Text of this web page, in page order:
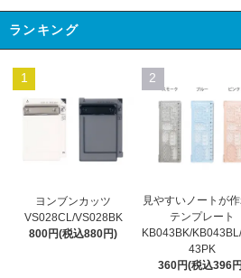
ランキング
1
ヨンブンカッツ
VS028CL/VS028BK
800円(税込880円)
2
見やすいノートが
テンプレート
KB043BK/
43PK
360円(税込396